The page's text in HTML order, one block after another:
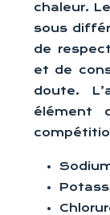
chaleur.
sous
de
et de
doute.
élément